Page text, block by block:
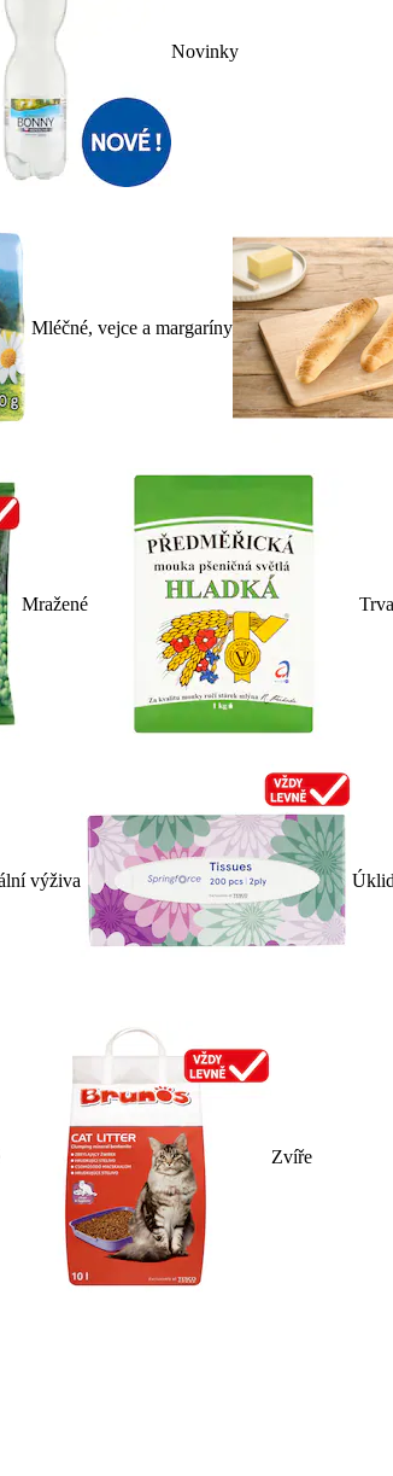
Novinky
Mléčné, vejce a margaríny
Mražené
výživa Úklid
Zvíře